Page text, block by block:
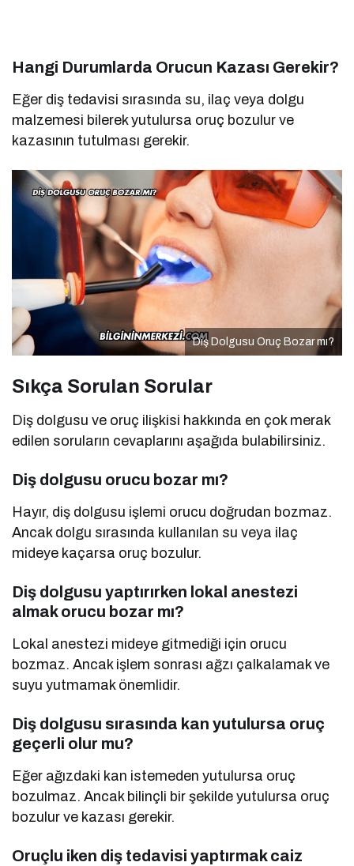
Hangi Durumlarda Orucun Kazası Gerekir?
Eğer diş tedavisi sırasında su, ilaç veya dolgu
malzemesi bilerek yutulursa oruç bozulur ve
kazasının tutulması gerekir.
Diş Dolgusu Oruç Bozar mı?
Sıkça Sorulan Sorular
Diş dolgusu ve oruç ilişkisi hakkında en çok merak
edilen soruların cevaplarını aşağıda bulabilirsiniz.
Diş dolgusu orucu bozar mı?
Hayır, diş dolgusu işlemi orucu doğrudan bozmaz.
Ancak dolgu sırasında kullanılan su veya ilaç
mideye kaçarsa oruç bozulur.
Diş dolgusu yaptırırken lokal anestezi
almak orucu bozar mı?
Lokal anestezi mideye gitmediği için orucu
bozmaz. Ancak işlem sonrası ağzı çalkalamak ve
suyu yutmamak önemlidir.
Diş dolgusu sırasında kan yutulursa oruç
geçerli olur mu?
Eğer ağızdaki kan istemeden yutulursa oruç
bozulmaz. Ancak bilinçli bir şekilde yutulursa oruç
bozulur ve kazası gerekir.
Oruçlu iken diş tedavisi yaptırmak caiz